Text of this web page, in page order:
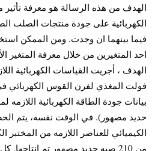
الهدف من هذه الرسالة هو معرفة تأثير
الكهربائية على جودة منتجات الصلب
فيما بينهما ان وجدت. ومن الممكن
احد المتغيرين من خلال معرفة المتغير
فولت المغذي لفرن القوس
حديد مصهور). في الوقت نفسه، يتم
الكيميائي للعناصر اللازمه من المختبر
من 210 صبه حديد مصهور تم